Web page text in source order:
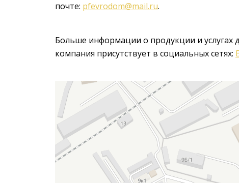
почте: pfevrodom@mail.ru.
Больше информации о продукции и услугах
компания присутствует в социальных сетях: